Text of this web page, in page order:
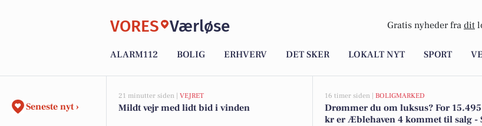
VORES Værløse Gratis nyheder fra dit
ALARM112 BOLIG ERHVERV DET SKER LOKALT NYT SPORT
Seneste nyt ›
21 minutter siden | VEJRET
Mildt vejr med lidt bid i vinden
16 timer siden | BOLIGMARKED
Drømmer du om luksus? For
kr er Æblehaven 4 kommet til salg -